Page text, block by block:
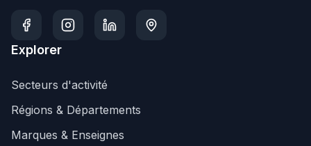
Explorer
Secteurs d'activité
Régions & Départements
Marques & Enseignes